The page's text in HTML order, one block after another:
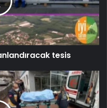
tesis